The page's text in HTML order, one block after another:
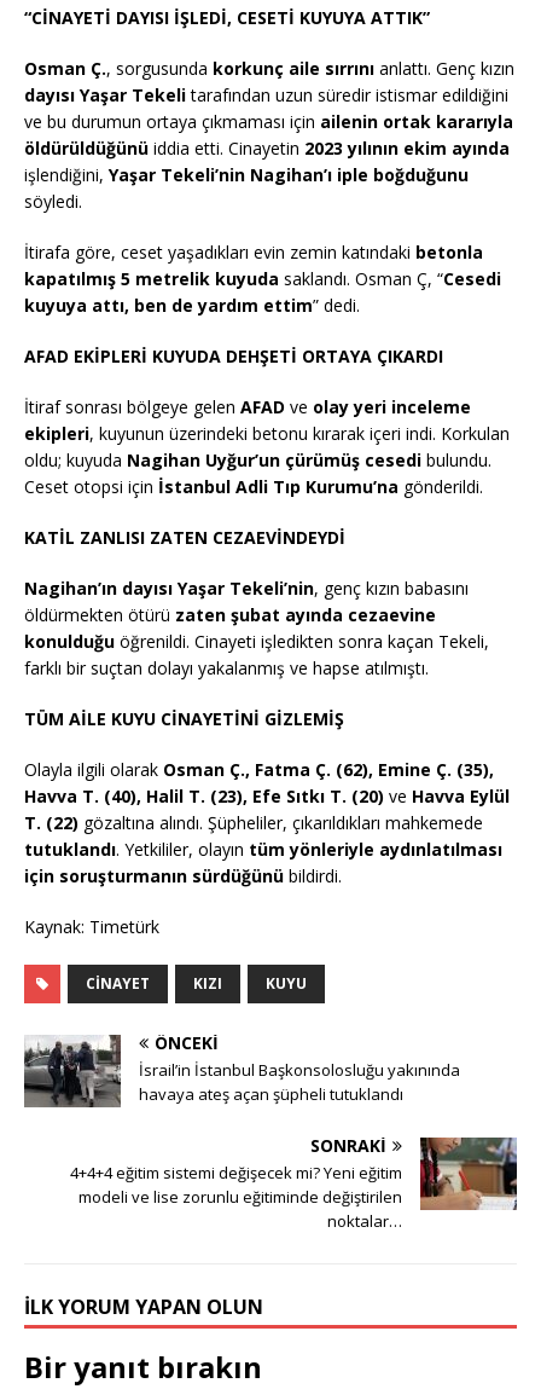
“CİNAYETİ DAYISI İŞLEDİ, CESETİ KUYUYA ATTIK”
Osman Ç., sorgusunda korkunç aile sırrını anlattı. Genç kızın
dayısı Yaşar Tekelitarafından uzun süredir istismar edildiğini
ve bu durumun ortaya çıkmaması için ailenin ortak kararıyla
öldürüldüğünü iddia etti. Cinayetin 2023 yılının ekim ayında
işlendiğini, Yaşar Tekeli’nin Nagihan’ı iple boğduğunu
söyledi.
İtirafa göre, ceset yaşadıkları evin zemin katındaki betonla
kapatılmış 5 metrelik kuyuda saklandı. Osman Ç, “Cesedi
kuyuya attı, ben de yardım ettim” dedi.
AFAD EKİPLERİ KUYUDA DEHŞETİ ORTAYA ÇIKARDI
İtiraf sonrası bölgeye gelen AFAD ve olay yeri inceleme
ekipleri, kuyunun üzerindeki betonu kırarak içeri indi. Korkulan
oldu; kuyuda Nagihan Uyğur’un çürümüş cesedi bulundu.
Ceset otopsi için İstanbul Adli Tıp Kurumu’na gönderildi.
KATİL ZANLISI ZATEN CEZAEVİNDEYDİ
Nagihan’ın dayısı Yaşar Tekeli’nin, genç kızın babasını
öldürmekten ötürü zaten şubat ayında cezaevine
konulduğu öğrenildi. Cinayeti işledikten sonra kaçan Tekeli,
farklı bir suçtan dolayı yakalanmış ve hapse atılmıştı.
TÜM AİLE KUYU CİNAYETİNİ GİZLEMİŞ
Olayla ilgili olarak Osman Ç., Fatma Ç. (62), Emine Ç. (35),
Havva T. (40), Halil T. (23), Efe Sıtkı T. (20) ve Havva Eylül
T. (22) gözaltına alındı. Şüpheliler, çıkarıldıkları mahkemede
tutuklandı. Yetkililer, olayın tüm yönleriyle aydınlatılması
için soruşturmanın sürdüğünü bildirdi.
Kaynak: Timetürk
CINAYET KIZI KUYU
ÖNCEKI
İsrail’in İstanbul Başkonsolosluğu yakınında
havaya ateş açan şüpheli tutuklandı
SONRAKI
4+4+4 eğitim sistemi değişecek mi? Yeni eğitim
modeli ve lise zorunlu eğitiminde değiştirilen
noktalar…
İLK YORUM YAPAN OLUN
Bir yanıt bırakın